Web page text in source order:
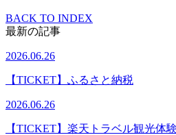
BACK TO INDEX
最新の記事
2026.06.26
【TICKET】ふるさと納税
2026.06.26
【TICKET】楽天トラベル観光体験